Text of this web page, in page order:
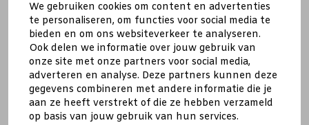
We gebruiken cookies om content en advertenties
te personaliseren, om functies voor social media te
bieden en om ons websiteverkeer te analyseren.
Ook delen we informatie over jouw gebruik van
onze site met onze partners voor social media,
adverteren en analyse. Deze partners kunnen deze
gegevens combineren met andere informatie die je
aan ze heeft verstrekt of die ze hebben verzameld
op basis van jouw gebruik van hun services.